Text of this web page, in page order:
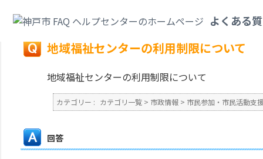
よくある
戻る
地域福祉センターの利用制限について
地域福祉センターの利用制限について
カテゴリー : カテゴリ一覧 > 市政情報 > 市民参加・市民活動支
回答